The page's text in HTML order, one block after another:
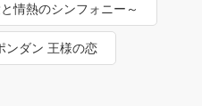
情熱のシンフォニー～
ンダン 王様の恋